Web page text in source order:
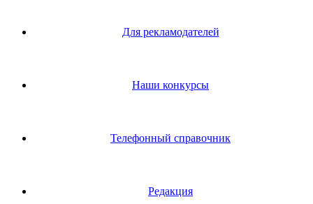
Для рекламодателей
Наши конкурсы
Телефонный справочник
Редакция